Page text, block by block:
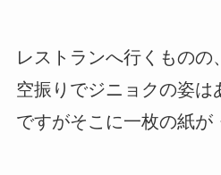
レストランへ行くものの
空振りでジニョクの姿は
ですがそこに一枚の紙が